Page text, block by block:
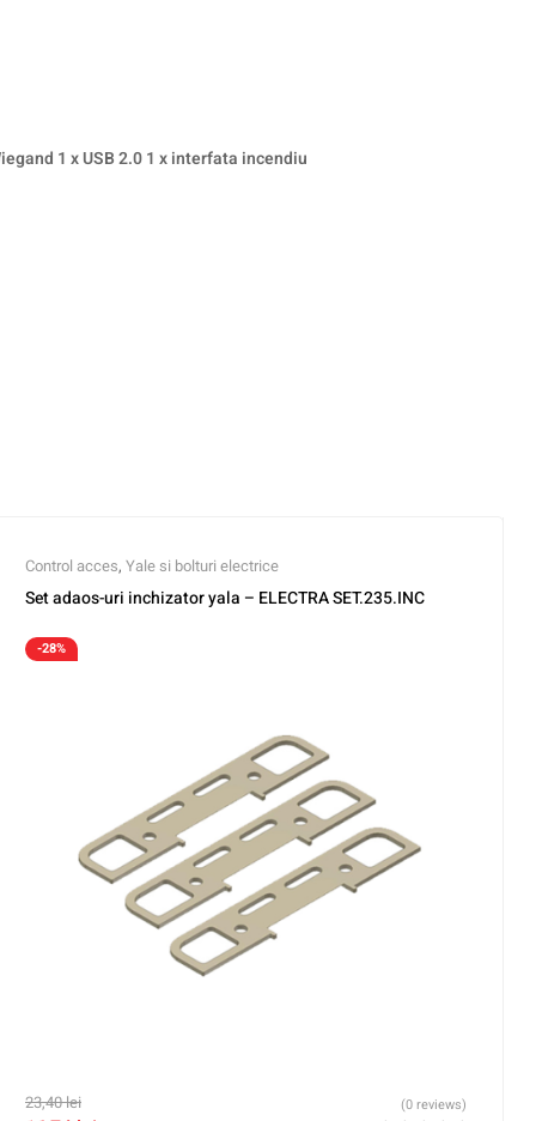
1 x USB 2.0 1 x interfata incendiu
Control acces, Yale si bolturi electrice
Set adaos-uri inchizator yala – ELECTRA SET.235.INC
-28%
23,40lei (0 reviews)